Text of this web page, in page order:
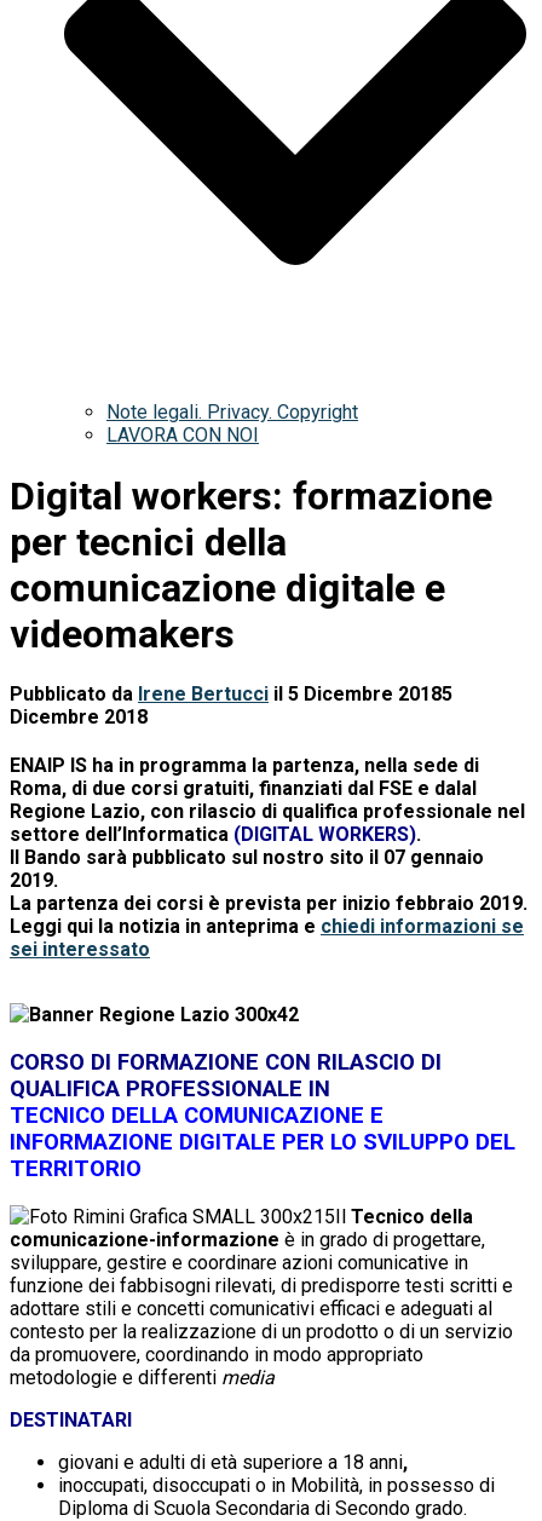
Note legali. Privacy. Copyright
LAVORA CON NOI
Digital workers: formazione
per tecnici della
comunicazione digitale e
videomakers
Pubblicato da Irene Bertucci il 5 Dicembre 20185
Dicembre 2018
ENAIP IS ha in programma la partenza, nella sede di
Roma, di due corsi gratuiti, finanziati dal FSE e dalal
Regione Lazio, con rilascio di qualifica professionale nel
settore dell’Informatica (DIGITAL WORKERS).
Il Bando sarà pubblicato sul nostro sito il 07 gennaio
2019.
La partenza dei corsi è prevista per inizio febbraio 2019.
Leggi qui la notizia in anteprima e chiedi informazioni se
sei interessato
CORSO DI FORMAZIONE CON RILASCIO DI
QUALIFICA PROFESSIONALE IN
TECNICO DELLA COMUNICAZIONE E
INFORMAZIONE DIGITALE PER LO SVILUPPO DEL
TERRITORIO
Il Tecnico della
comunicazione-informazione è in grado di progettare,
sviluppare, gestire e coordinare azioni comunicative in
funzione dei fabbisogni rilevati, di predisporre testi scritti e
adottare stili e concetti comunicativi efficaci e adeguati al
contesto per la realizzazione di un prodotto o di un servizio
da promuovere, coordinando in modo appropriato
metodologie e differenti media
DESTINATARI
giovani e adulti di età superiore a 18 anni,
inoccupati, disoccupati o in Mobilità, in possesso di
Diploma di Scuola Secondaria di Secondo grado.